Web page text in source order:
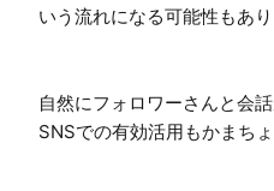
いう流れになる可能性もあり
自然にフォロワーさんと会
SNSでの有効活用もかまち